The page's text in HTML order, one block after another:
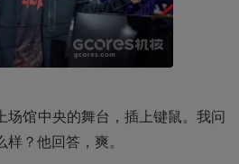
场馆中央的舞台，插上键鼠。我问
？他回答，爽。